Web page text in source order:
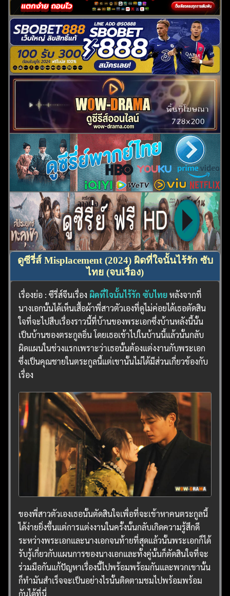
ดูซีรี่ส์ Misplacement (2024) ผิดที่ใจนั้นไร้รัก ซับ
ไทย (จบเรื่อง)
เรื่องย่อ : ซีรี่ส์จีนเรื่อง ผิดที่ใจนั้นไร้รัก ซับไทยหลังจากที่
นางเอกนั้นได้เห็นเสื้อผ้าพี่สาวตัวเองที่ดูไม่ค่อยได้เธอตัดสิน
ใจที่จะไปสืบเรื่องราวนี้ที่บ้านของพระเอกซึ่งบ้านหลังนี้นั้น
เป็นบ้านของตระกูลอิ่น โดยเธอเข้าไปในบ้านนี้แล้วนั้นกลับ
ผิดแผนในช่วงแรกเพราะว่าเธอนั้นต้องแต่งงานกับพระเอก
ซึ่งเป็นคุณชายในตระกูลนี้แต่เขานั้นไม่ได้มีส่วนเกี่ยวข้องกับ
เรื่อง
ของพี่สาวตัวเองเธอนั้นตัดสินใจเพื่อที่จะเข้าหาคนตระกูลนี้
ได้ง่ายยิ่งขึ้นแต่การแต่งงานในครั้งนั้นกลับเกิดความรู้สึกดี
ระหว่างพระเอกและนางเอกจนท้ายที่สุดแล้วนั้นพระเอกก็ได้
รับรู้เกี่ยวกับแผนการของนางเอกและทั้งคู่นั้นก็ตัดสินใจที่จะ
ร่วมมือกันแก้ปัญหาเรื่องนี้ไปพร้อมพร้อมกันและพวกเขานั้น
ก็ทำมันสำเร็จจะเป็นอย่างไรนั้นติดตามชมไปพร้อมพร้อม
กันได้ที่นี่